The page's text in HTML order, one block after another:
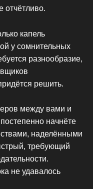
отчётливо.
капель
у сомнительных
разнообразие,
решить.
между вами и
начнёте
наделёнными
требующий
не удавалось